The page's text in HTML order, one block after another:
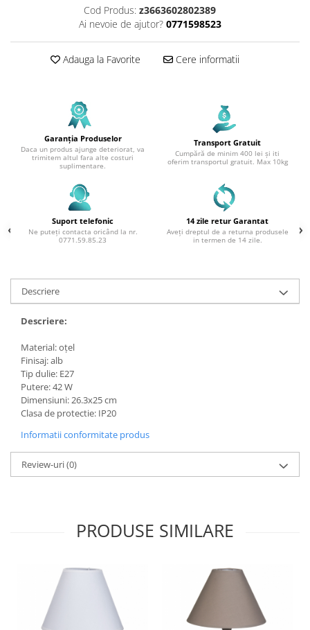
Cod Produs: z3663602802389
Ai nevoie de ajutor? 0771598523
Adauga la Favorite Cere informatii
Garanția Produselor
Daca un produs ajunge deteriorat, va
trimitem altul fara alte costuri
suplimentare.
Transport Gratuit
Cumpără de minim 400 lei și iti
oferim transportul gratuit. Max 10kg
Suport telefonic
Ne puteți contacta oricând la nr.
0771.59.85.23
14 zile retur Garantat
Aveți dreptul de a returna produsele
in termen de 14 zile.
Descriere
Descriere:
Material: oţel
Finisaj: alb
Tip dulie: E27
Putere: 42 W
Dimensiuni: 26.3x25 cm
Clasa de protectie: IP20
Informatii conformitate produs
Review-uri(0)
PRODUSE SIMILARE